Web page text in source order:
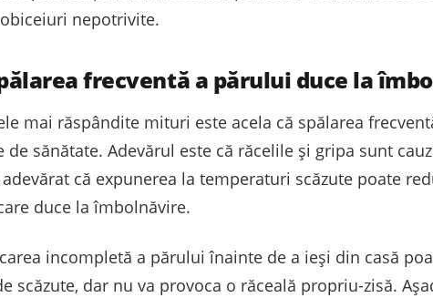
nepotrivite.
frecventă a părului duce la
mai răspândite mituri este acela că spălarea
de sănătate. Adevărul este că răcelile și gripa sunt
că expunerea la temperaturi scăzute poate
duce la îmbolnăvire.
incompletă a părului înainte de a ieși din casă
scăzute, dar nu va provoca o răceală propriu-zisă.